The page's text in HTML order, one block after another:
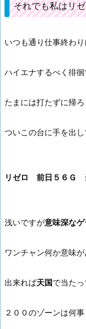
それでも私はリ
いつも通り仕事終わり
ハイエナするべく徘
たまには打たずに帰
ついこの台に手を出し
リゼロ 前日５６Ｇ
浅いですが意味深な
ワンチャン何か意味
出来れば天国で当た
２００のゾーンは何